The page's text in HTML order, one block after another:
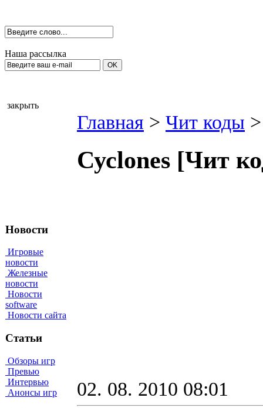
Наша рассылка
закрыть
Новости
Игровые
новости
Железные
новости
Новости
software
Новости сайта
Статьи
Обзоры игр
Превью
Интервью
Анонсы игр
Главная > Чит коды >
Сусlоnes [Чит
02. 08. 2010 08:01